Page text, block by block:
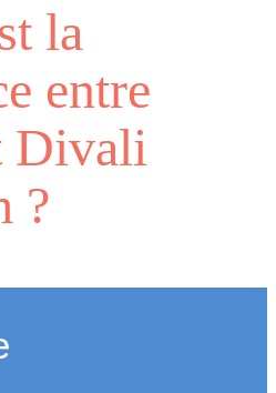
la
entre
Divali
?